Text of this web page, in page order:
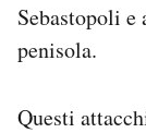
Sebastopoli
penisola.
Questi